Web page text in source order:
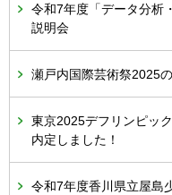
令和7年度「データ分析
説明会
瀬戸内国際芸術祭2025
東京2025デフリンピッ
内定しました！
令和7年度香川県立屋島